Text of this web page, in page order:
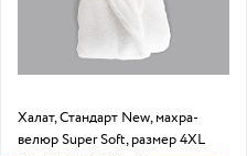
Халат, Стандарт New, махра-
велюр Super Soft, размер 4XL